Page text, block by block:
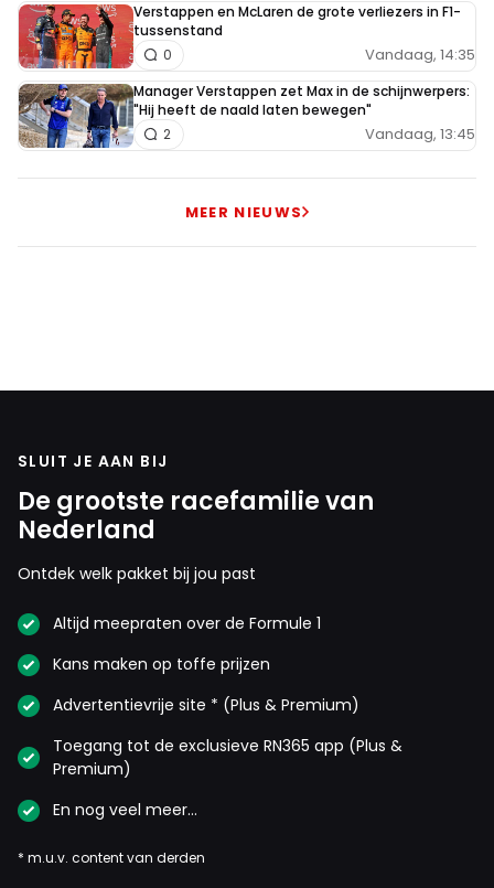
Verstappen en McLaren de grote verliezers in F1-
tussenstand
Vandaag, 14:35
0
Manager Verstappen zet Max in de schijnwerpers:
"Hij heeft de naald laten bewegen"
Vandaag, 13:45
2
MEER NIEUWS
SLUIT JE AAN BIJ
De grootste racefamilie van
Nederland
Ontdek welk pakket bij jou past
Altijd meepraten over de Formule 1
Kans maken op toffe prijzen
Advertentievrije site * (Plus & Premium)
Toegang tot de exclusieve RN365 app (Plus &
Premium)
En nog veel meer…
* m.u.v. content van derden